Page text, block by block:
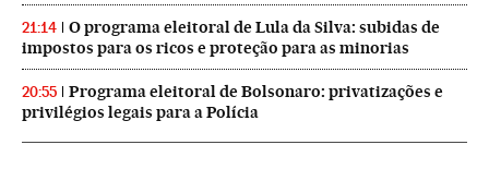
21:14
O programa eleitoral de Lula da Silva: subidas de
impostos para os ricos e proteção para as minorias
20:55
Programa eleitoral de Bolsonaro: privatizações e
privilégios legais para a Polícia